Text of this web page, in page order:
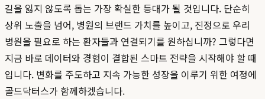
길을 잃지 않도록 돕는 가장 확실한 등대가 될 것입니다. 단순히
상위 노출을 넘어, 병원의 브랜드 가치를 높이고, 진정으로 우리
병원을 필요로 하는 환자들과 연결되기를 원하십니까? 그렇다면
지금 바로 데이터와 경험이 결합된 스마트 전략을 시작해야 할 때
입니다. 변화를 주도하고 지속 가능한 성장을 이루기 위한 여정에
골드닥터스가 함께하겠습니다.